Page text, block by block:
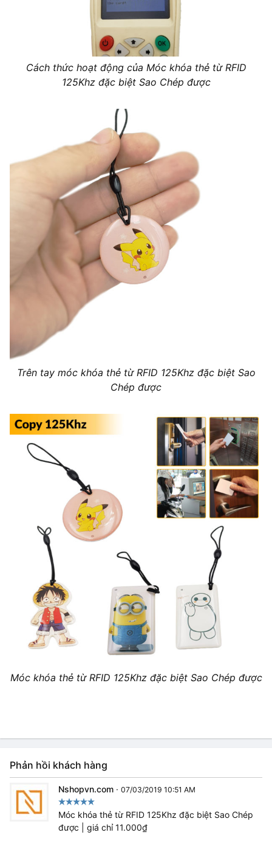
Cách thức hoạt động của Móc khóa thẻ từ RFID
125Khz đặc biệt Sao Chép được
Trên tay móc khóa thẻ từ RFID 125Khz đặc biệt Sao
Chép được
Móc khóa thẻ từ RFID 125Khz đặc biệt Sao Chép được
Phản hồi khách hàng
Nshopvn.com · 07/03/2019 10:51 AM
Móc khóa thẻ từ RFID 125Khz đặc biệt Sao Chép
được | giá chỉ 11.000₫